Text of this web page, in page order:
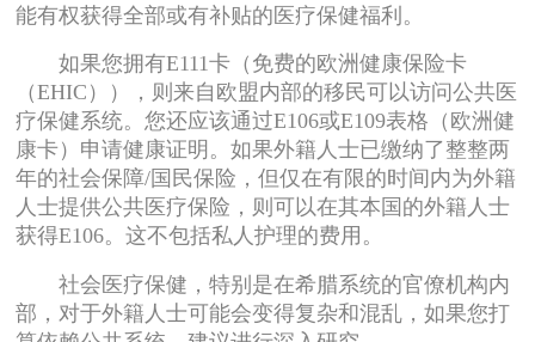
能有权获得全部或有补贴的医疗保健福利。
如果您拥有E111卡（免费的欧洲健康保险卡
（EHIC）），则来自欧盟内部的移民可以访问公共医
疗保健系统。您还应该通过E106或E109表格（欧洲健
康卡）申请健康证明。如果外籍人士已缴纳了整整两
年的社会保障/国民保险，但仅在有限的时间内为外籍
人士提供公共医疗保险，则可以在其本国的外籍人士
获得E106。这不包括私人护理的费用。
社会医疗保健，特别是在希腊系统的官僚机构内
部，对于外籍人士可能会变得复杂和混乱，如果您打